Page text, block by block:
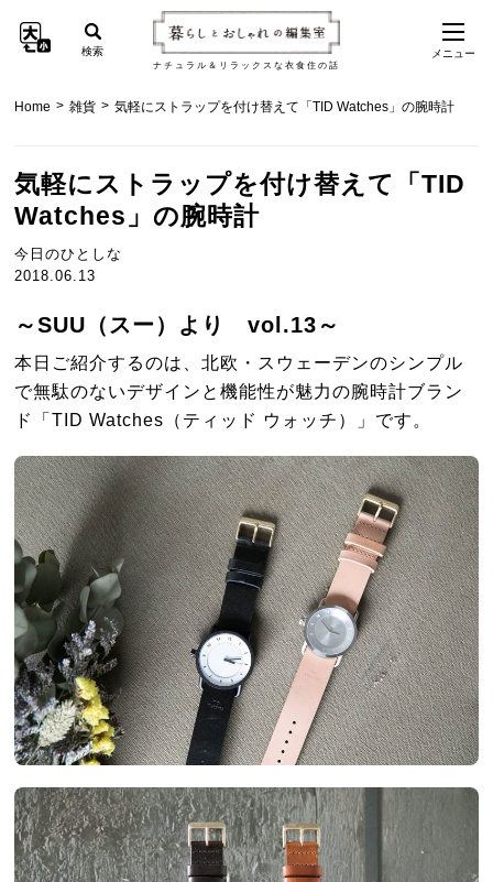
ナチュラル＆リラックスな衣食住の話
検索 メニュー
Home > 雑貨 > 気軽にストラップを付け替えて「TID Watches」の腕時計
気軽にストラップを付け替えて「TID
Watches」の腕時計
今日のひとしな
2018.06.13
～SUU（スー）より vol.13～
本日ご紹介するのは、北欧・スウェーデンのシンプル
で無駄のないデザインと機能性が魅力の腕時計ブラン
ド「TID Watches（ティッド ウォッチ）」です。